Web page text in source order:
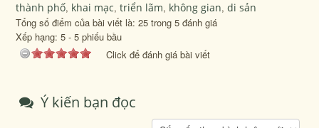
thành phố, khai mạc,triển lãm, không gian,di sản
Tổng số điểm của bài viết là: 25 trong 5 đánh giá
Xếp hạng:5 -5 phiếu bầu
Click để đánh giá bài viết
Ý kiến bạn đọc